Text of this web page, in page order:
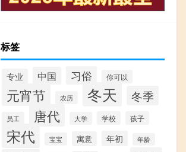
标签
专业 中国 习俗 你可以
元宵节 农历 冬天 冬季
员工 唐代 大学 学校 孩子
宋代 宝宝 寓意 年初 年龄